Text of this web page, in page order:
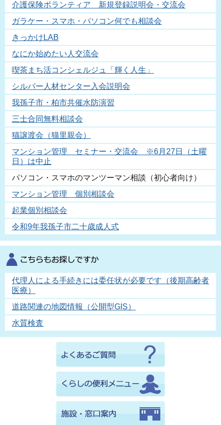
介護保険ボランティア 新規登録説明会・交流会
ガラケー・スマホ・パソコン何でも相談会
きっかけLAB
なにか始めたい人交流会
喫茶まち活コンシェルジュ「輝く人生」
シルバー人材センター入会説明会
我孫子市・柏市共催水防演習
三士合同無料相談会
猫譲渡会（猫里親会）
マンション管理 セミナー・交流会 ※6月27日（土曜
日）は中止
パソコン・スマホのマンツーマン相談（初心者向け）
マンション管理 個別相談会
起業個別相談会
令和9年我孫子市二十歳成人式
代理人による手続きには委任状が必要です（後期高齢者
医療）
道路関連の地図情報（公開型GIS）
水質検査